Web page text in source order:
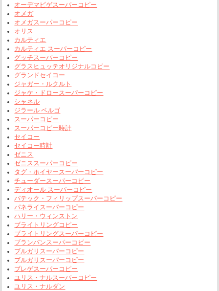
オーデマピゲスーパーコピー
オメガ
オメガスーパーコピー
オリス
カルティエ
カルティエ スーパーコピー
グッチスーパーコピー
グラスヒュッテオリジナルコピー
グランドセイコー
ジャガー・ルクルト
ジャケ・ドロースーパーコピー
シャネル
ジラール ペルゴ
スーパーコピー
スーパーコピー時計
セイコー
セイコー時計
ゼニス
ゼニススーパーコピー
タグ・ホイヤースーパーコピー
チューダースーパーコピー
ディオール スーパーコピー
パテック・フィリップスーパーコピー
パネライスーパーコピー
ハリー・ウィンストン
ブライトリングコピー
ブライトリングスーパーコピー
ブランパンスーパーコピー
ブルガリスーパーコピー
ブルガリスーパーコピー
ブレゲスーパーコピー
ユリス・ナルスーパーコピー
ユリス・ナルダン